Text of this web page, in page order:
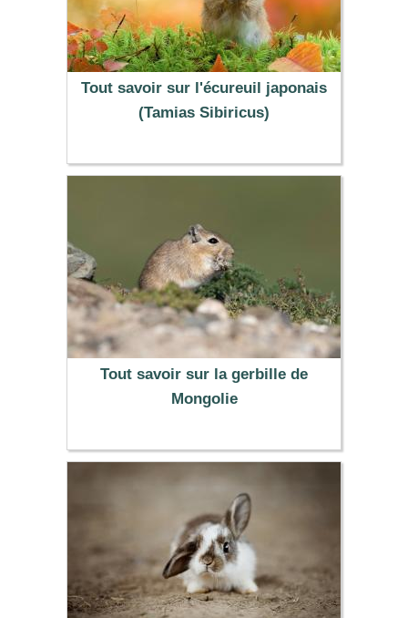
Tout savoir sur l'écureuil japonais
(Tamias Sibiricus)
Tout savoir sur la gerbille de
Mongolie